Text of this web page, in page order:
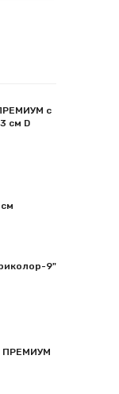
с
см D
9"
ПРЕМИУМ